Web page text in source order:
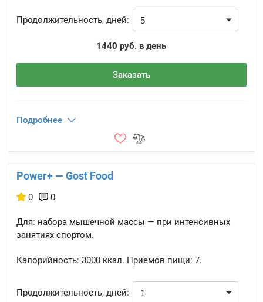
Продолжительность, дней:
1440 руб. в день
Заказать
Подробнее
Power+ — Gost Food
0 0
Для: набора мышечной массы — при интенсивных
занятиях спортом.
Калорийность: 3000 ккал. Приемов пищи: 7.
Продолжительность, дней: